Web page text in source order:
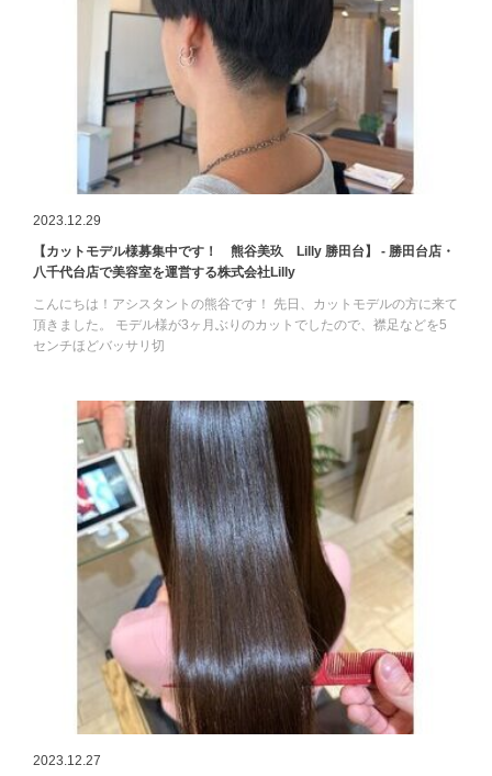
2023.12.29
【カットモデル様募集中です！ 熊谷美玖 Lilly 勝田台】 - 勝田台店・
八千代台店で美容室を運営する株式会社Lilly
こんにちは！アシスタントの熊谷です！ 先日、カットモデルの方に来て
頂きました。 モデル様が3ヶ月ぶりのカットでしたので、襟足などを5
センチほどバッサリ切
2023.12.27